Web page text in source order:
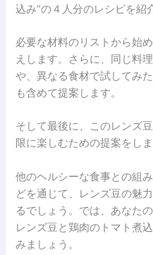
込み”の４人分のレシピを紹
必要な材料のリストから始
えします。さらに、同じ料
や、異なる食材で試してみ
も含めて提案します。
そして最後に、このレンズ
限に楽しむための提案をしま
他のヘルシーな食事との組
どを通じて、レンズ豆の魅
るでしょう。では、あなた
レンズ豆と鶏肉のトマト煮
みましょう。